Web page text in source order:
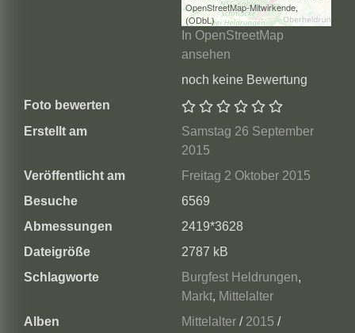
OpenStreetMap-Mitwirkende,
(ODbL )
In OpenStreetMap
ansehen
noch keine Bewertung
Foto bewerten
Erstellt am
Samstag 26 September
2015
Veröffentlicht am
Freitag 2 Oktober 2015
Besuche
6569
Abmessungen
2419*3628
Dateigröße
2787 kB
Schlagworte
Burgfest Heldrungen,
Markt, Mittelalter
Alben
Mittelalter/ 2015 /